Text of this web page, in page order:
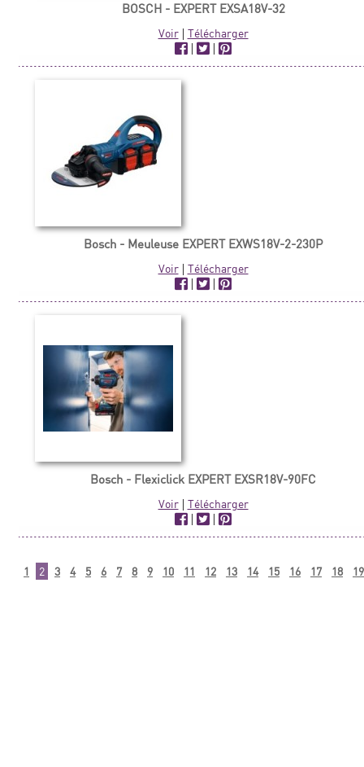
BOSCH - EXPERT EXSA18V-32
Voir| Télécharger
|
|
Bosch - Meuleuse EXPERT EXWS18V-2-230P
Voir| Télécharger
|
|
Bosch - Flexiclick EXPERT EXSR18V-90FC
Voir| Télécharger
|
|
1 2 3 4 5 6 7 8 9 10 11 12 13 14 15 16 17 18 19